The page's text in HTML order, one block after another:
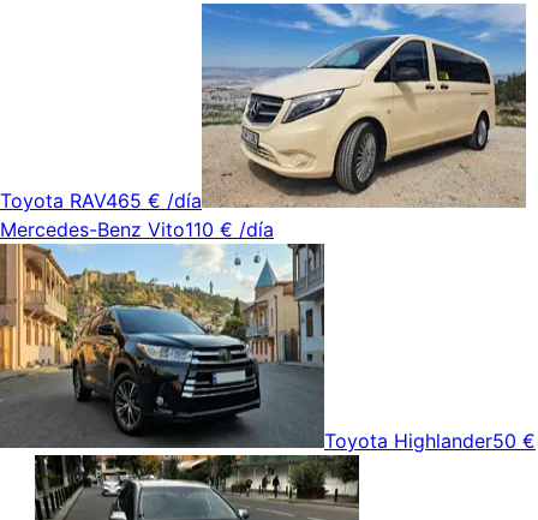
Toyota RAV465 € /día
Mercedes-Benz Vito110 € /día
Toyota Highlander50 €